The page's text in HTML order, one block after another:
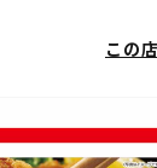
この